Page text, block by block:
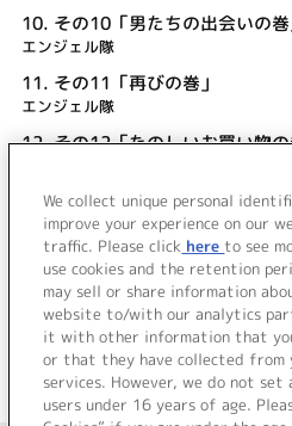
10. その10「男たちの出会いの巻
エンジェル隊
11. その11「再びの巻」
エンジェル隊
12.その12「たのしいお買い物
13.その13「仲が良いほどケン
エンジェル隊
＜ BACK
We collect unique personal
improve your experience on our
traffic. Please click here to see
use cookies and the retention
may sell or share information
website to/with our analytics
it with other information that
or that they have collected from
services. However, we do not set
users under 16 years of age.